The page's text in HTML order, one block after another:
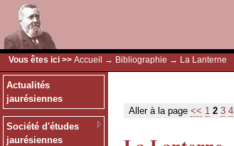
Vous êtes ici >> Accueil → Bibliographie → La Lanterne
Actualités
jaurésiennes
Société d'études
jaurésiennes
Aller à la page << 1 2 3 4